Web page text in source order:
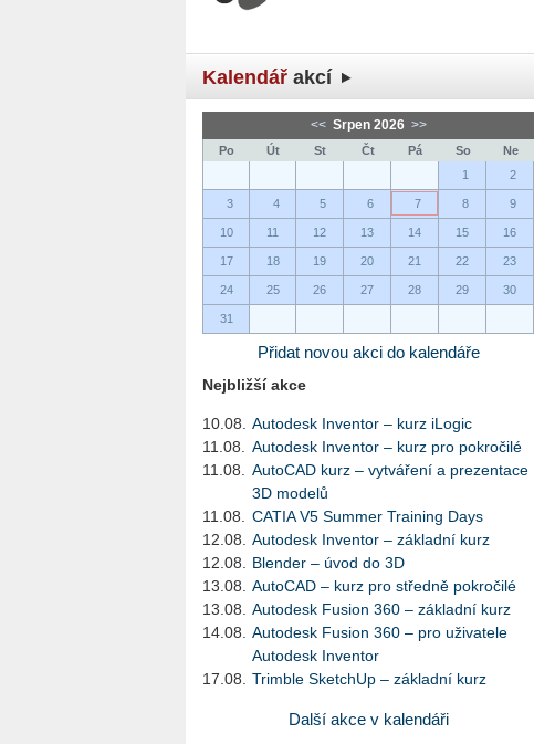
Kalendář akcí
<< Srpen 2026 >>
Po Út St Čt Pá So
Ne
1
2
3 4 5 6 7 8 9
10 11 12 13 14 15 16
17 18 19 20 21 22 23
24 25 26 27 28 29 30
31
Přidat novou akci do kalendáře
Nejbližší akce
10.08.
Autodesk Inventor – kurz iLogic
11.08.
Autodesk Inventor – kurz pro pokročilé
11.08.
AutoCAD kurz – vytváření a prezentace
3D modelů
11.08.
CATIA V5 Summer Training Days
12.08.
Autodesk Inventor – základní kurz
12.08.
Blender – úvod do 3D
13.08.
AutoCAD – kurz pro středně pokročilé
13.08.
Autodesk Fusion 360 – základní kurz
14.08.
Autodesk Fusion 360 – pro uživatele
Autodesk Inventor
17.08.
Trimble SketchUp – základní kurz
Další akce v kalendáři